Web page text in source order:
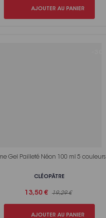
AJOUTER AU PANIER
Gel Pailleté Néon 100 ml 5 couleurs
CLÉOPÂTRE
13,50 € 19,29 €
AJOUTER AU PANIER